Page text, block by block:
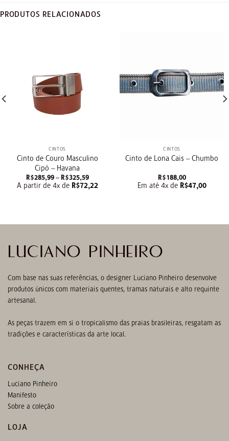
PRODUTOS RELACIONADOS
CINTOS
Cinto de Couro Masculino
Cipó – Havana
R$285,99 – R$325,59Faixa
de
preço:
A partir de 4x de R$72,22
CINTOS
Cinto de Lona Cais – Chumbo
R$188,00
Em até 4x de R$47,00
LUCIANO PINHEIRO
Com base nas suas referências, o designer Luciano Pinheiro desenvolve
produtos únicos com materiais quentes, tramas naturais e alto requinte
artesanal.
As peças trazem em si o tropicalismo das praias brasileiras, resgatam as
tradições e características da arte local.
CONHEÇA
Luciano Pinheiro
Manifesto
Sobre a coleção
LOJA